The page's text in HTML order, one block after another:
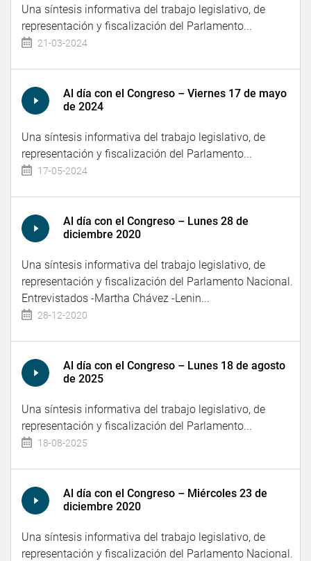
Una síntesis informativa del trabajo legislativo, de
representación y fiscalización del Parlamento...
21-03-2024
Al día con el Congreso – Viernes 17 de mayo
de 2024
Una síntesis informativa del trabajo legislativo, de
representación y fiscalización del Parlamento...
17-05-2024
Al día con el Congreso – Lunes 28 de
diciembre 2020
Una síntesis informativa del trabajo legislativo, de
representación y fiscalización del Parlamento Nacional.
Entrevistados -Martha Chávez -Lenin...
28-12-2020
Al día con el Congreso – Lunes 18 de agosto
de 2025
Una síntesis informativa del trabajo legislativo, de
representación y fiscalización del Parlamento...
18-08-2025
Al día con el Congreso – Miércoles 23 de
diciembre 2020
Una síntesis informativa del trabajo legislativo, de
representación y fiscalización del Parlamento Nacional.